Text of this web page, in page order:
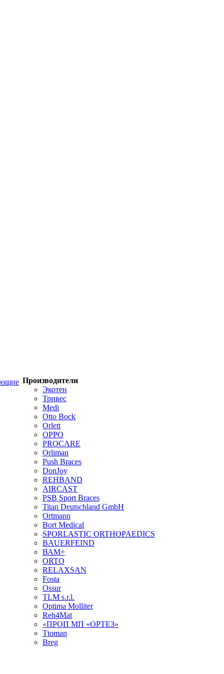
Производители
Экотен
Тривес
Medi
Otto Bock
Orlett
OPPO
PROCARE
Orliman
Push Braces
DonJoy
REHBAND
AIRCAST
PSB Sport Braces
Titan Deutschland GmbH
Ortmann
Bort Medical
SPORLASTIC ORTHOPAEDICS
BAUERFEIND
ВАМ+
ORTO
RELAXSAN
Fosta
Ossur
TLM s.r.l.
Optima Molliter
Reh4Mat
«ПРОП МП «ОРТЕЗ»
Ttoman
Breg